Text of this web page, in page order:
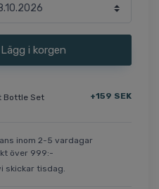
Lägg i korgen
Bottle Set +159 SEK
inom 2-5 vardagar
över 999:-
skickar tisdag.